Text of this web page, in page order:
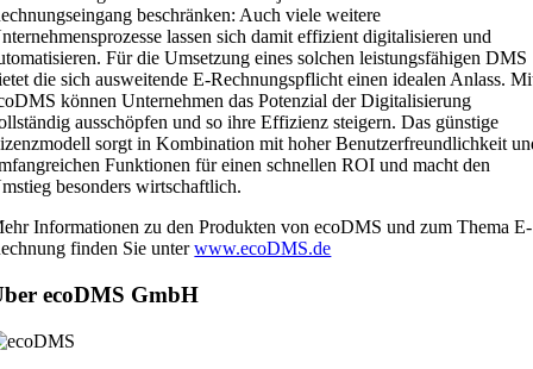
beschränken: Auch viele weitere
lassen sich damit effizient digitalisieren und
Für die Umsetzung eines solchen leistungsfähigen DMS
die sich ausweitende E-Rechnungspflicht einen idealen Anlass.
können Unternehmen das Potenzial der Digitalisierung
ausschöpfen und so ihre Effizienz steigern. Das günstige
sorgt in Kombination mit hoher Benutzerfreundlichkeit
Funktionen für einen schnellen ROI und macht den
besonders wirtschaftlich.
Informationen zu den Produkten von ecoDMS und zum Thema E-
finden Sie unterwww.ecoDMS.de
ecoDMS GmbH